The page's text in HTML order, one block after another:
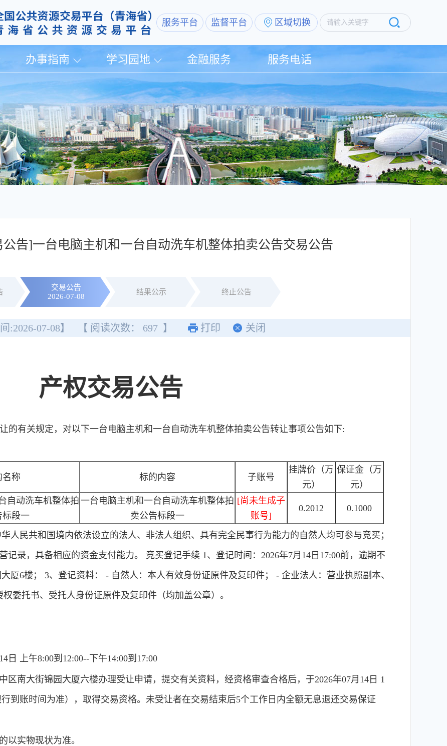
服务平台 监督平台 区域切换 请输入关键字
办事指南 学习园地 金融服务 服务电话
公告]一台电脑主机和一台自动洗车机整体拍卖公告交易公告
交易公告
2026-07-08
结果公示 终止公告
:2026-07-08】 【 阅读次数： 697 】 打印 关闭
产权交易公告
的有关规定，对以下一台电脑主机和一台自动洗车机整体拍卖公告转让事项公告如下:
名称 标的内容 子账号
挂牌价（万
元）
保证金（万
元）
自动洗车机整体拍
标段一
一台电脑主机和一台自动洗车机整体拍
卖公告标段一
[尚未生成子
账号]
0.2012 0.1000
人民共和国境内依法设立的法人、非法人组织、具有完全民事行为能力的自然人均可参与竞买；
记录，具备相应的资金支付能力。 竞买登记手续 1、登记时间：2026年7月14日17:00前，逾期不
厦6楼； 3、登记资料： - 自然人：本人有效身份证原件及复印件； - 企业法人：营业执照副本、
委托书、受托人身份证原件及复印件（均加盖公章）。
日 上午8:00到12:00--下午14:00到17:00
区南大街锦园大厦六楼办理受让申请，提交有关资料，经资格审查合格后，于2026年07月14日 1
到账时间为准），取得交易资格。未受让者在交易结束后5个工作日内全额无息退还交易保证
以实物现状为准。